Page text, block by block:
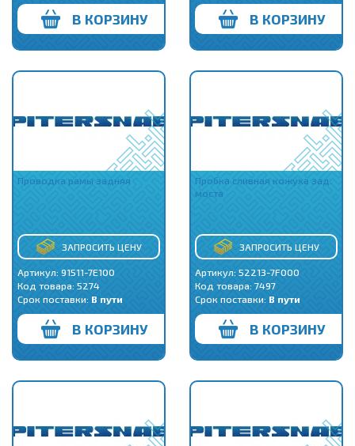
В КОРЗИНУ В КОРЗИНУ
Проводка рамы задняя
ЗАПРОСИТЬ ЦЕНУ
Артикул: 91511-7E100
Код товара: 5274
Срок поставки: В пути
В КОРЗИНУ
Пробка сливная кожуха зад.
моста
ЗАПРОСИТЬ ЦЕНУ
Артикул: 52213-7F000
Код товара: 7497
Срок поставки: В пути
В КОРЗИНУ